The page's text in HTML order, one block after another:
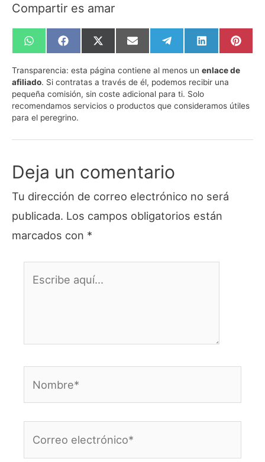
Compartir es amar
Compartir
en
WhatsApp
Compartir
en
Facebook
Compartir
en
X
(Twitter)
Compartir
en
Email
Compartir
en
Telegram
Compartir
en
LinkedIn
en
Transparencia: esta página contiene al menos un enlace de
afiliado. Si contratas a través de él, podemos recibir una
pequeña comisión, sin coste adicional para ti. Solo
recomendamos servicios o productos que consideramos útiles
para el peregrino.
Deja un comentario
Tu dirección de correo electrónico no será
publicada. Los campos obligatorios están
marcados con *